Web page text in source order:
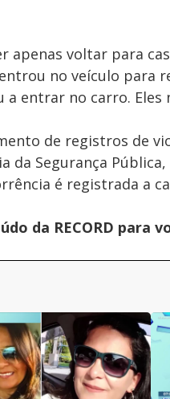
apenas voltar para
no veículo para
a entrar no carro. Eles
de registros de
da Segurança
é registrada a
da RECORD para